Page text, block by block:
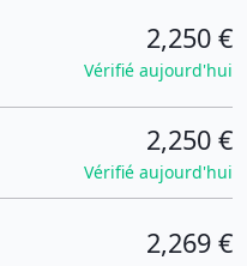
2,250 €
Vérifié aujourd'hui
2,250 €
Vérifié aujourd'hui
2,269 €